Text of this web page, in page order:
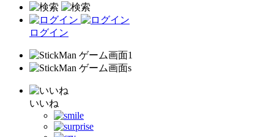
ログイン
いいね